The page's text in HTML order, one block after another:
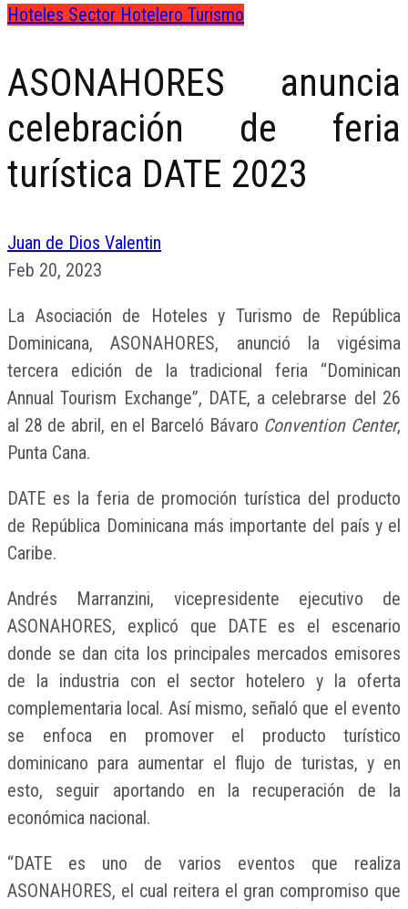
Hoteles Sector Hotelero Turismo
ASONAHORES anuncia
celebración de feria
turística DATE 2023
Juan de Dios Valentin
Feb 20, 2023
La Asociación de Hoteles y Turismo de República
Dominicana, ASONAHORES, anunció la vigésima
tercera edición de la tradicional feria “Dominican
Annual Tourism Exchange”, DATE, a celebrarse del 26
al 28 de abril, en el Barceló Bávaro Convention Center,
Punta Cana.
DATE es la feria de promoción turística del producto
de República Dominicana más importante del país y el
Caribe.
Andrés Marranzini, vicepresidente ejecutivo de
ASONAHORES, explicó que DATE es el escenario
donde se dan cita los principales mercados emisores
de la industria con el sector hotelero y la oferta
complementaria local. Así mismo, señaló que el evento
se enfoca en promover el producto turístico
dominicano para aumentar el flujo de turistas, y en
esto, seguir aportando en la recuperación de la
económica nacional.
“DATE es uno de varios eventos que realiza
ASONAHORES, el cual reitera el gran compromiso que